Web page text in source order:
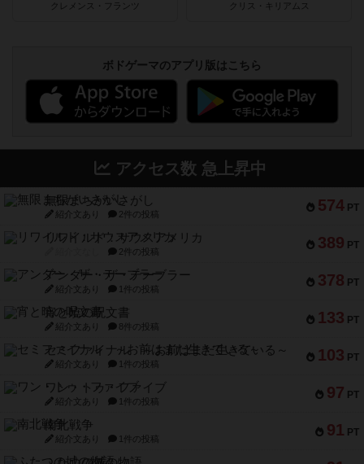
クレメンス・フランツ クリス・キリアムス
ボドゲーマのアプリ版はこちら
アクセス数 急上昇中
574 PT
無限まちがいさがし
紹介文あり 2件の投稿
389 PT
リワイルド：サウスアメリカ
2件の投稿
378 PT
アンダー・ザ・テーブラー
紹介文あり 1件の投稿
133 PT
宵と暁の呪文書
紹介文あり 8件の投稿
103 PT
セミファイナル ～お前はまだ生きている～
紹介文あり 1件の投稿
97 PT
ワン・トゥ・ファイブ
紹介文あり 1件の投稿
91 PT
南北戦争
紹介文あり 1件の投稿